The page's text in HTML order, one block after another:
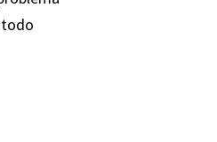
todo